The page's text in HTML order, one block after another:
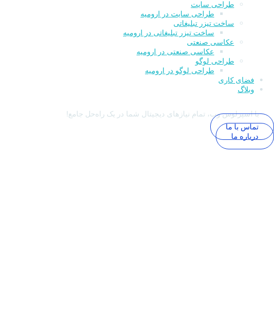
طراحی سایت
طراحی سایت در ارومیه
ساخت تیزر تبلیغاتی
ساخت تیزر تبلیغاتی در ارومیه
عکاسی صنعتی
عکاسی صنعتی در ارومیه
طراحی لوگو
طراحی لوگو در ارومیه
فضای کاری
وبلاگ
با اسپرلوس وب، تمام نیازهای دیجیتال شما در یک راه‌حل جامع!
تماس با ما
درباره ما